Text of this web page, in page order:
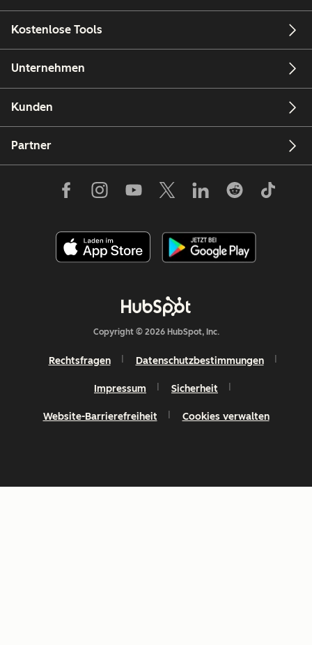
Kostenlose Tools
Unternehmen
Kunden
Partner
Copyright © 2026 HubSpot, Inc.
Rechtsfragen Datenschutzbestimmungen
Impressum Sicherheit
Website-Barrierefreiheit Cookies verwalten